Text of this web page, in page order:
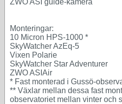
ZWO ASI guide-kamera
Monteringar:
10 Micron HPS-1000 *
SkyWatcher AzEq-5
Vixen Polarie
SkyWatcher Star Adventurer
ZWO ASIAir
* Fast monterad i Gussö-
** Växlar mellan dessa fast
observatoriet mellan vinter och